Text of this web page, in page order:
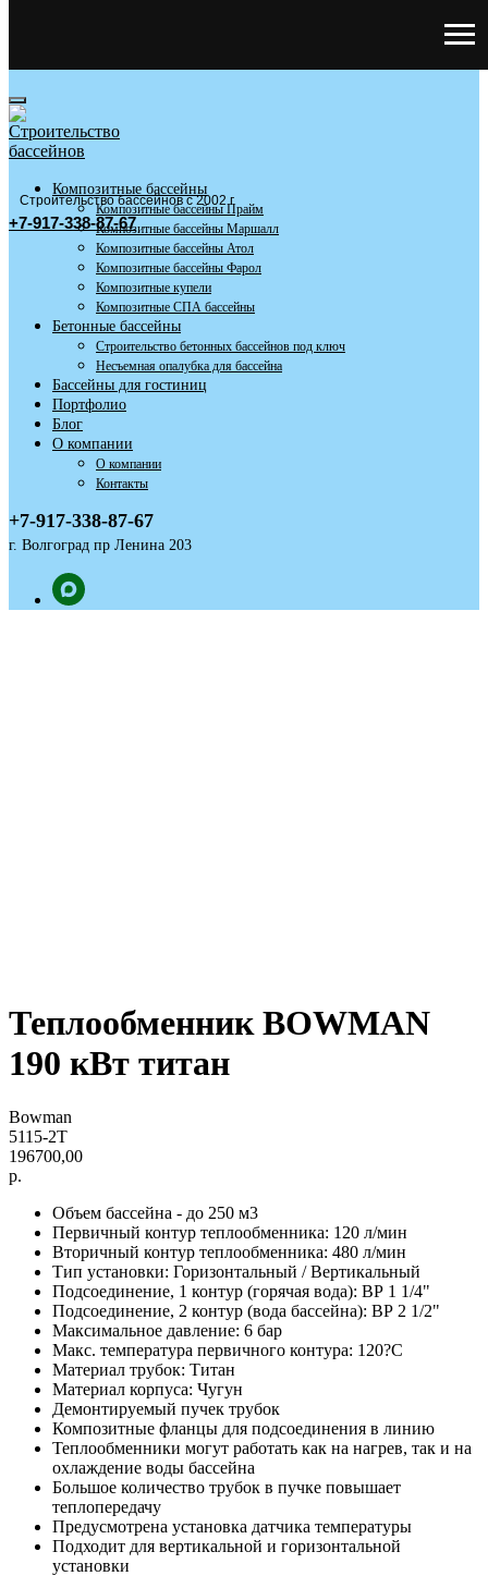
Строительство бассейнов с 2002 г
+7-917-338-87-67
Композитные бассейны
Композитные бассейны Прайм
Композитные бассейны Маршалл
Композитные бассейны Атол
Композитные бассейны Фарол
Композитные купели
Композитные СПА бассейны
Бетонные бассейны
Строительство бетонных бассейнов под ключ
Несъемная опалубка для бассейна
Бассейны для гостиниц
Портфолио
Блог
О компании
О компании
Контакты
+7-917-338-87-67
г. Волгоград пр Ленина 203
Теплообменник BOWMAN
190 кВт титан
Bowman
5115-2T
196700,00
р.
Объем бассейна - до 250 м3
Первичный контур теплообменника: 120 л/мин
Вторичный контур теплообменника: 480 л/мин
Тип установки: Горизонтальный / Вертикальный
Подсоединение, 1 контур (горячая вода): ВР 1 1/4"
Подсоединение, 2 контур (вода бассейна): ВР 2 1/2"
Максимальное давление: 6 бар
Макс. температура первичного контура: 120?C
Материал трубок: Титан
Материал корпуса: Чугун
Демонтируемый пучек трубок
Композитные фланцы для подсоединения в линию
Теплообменники могут работать как на нагрев, так и на
охлаждение воды бассейна
Большое количество трубок в пучке повышает
теплопередачу
Предусмотрена установка датчика температуры
Подходит для вертикальной и горизонтальной
установки